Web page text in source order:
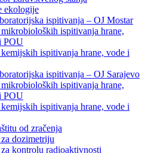
ekologije
ispitivanja – OJ Mostar
ispitivanja hrane,
POU
ispitivanja hrane, vode i
ispitivanja – OJ Sarajevo
ispitivanja hrane,
POU
ispitivanja hrane, vode i
od zračenja
dozimetriju
kontrolu radioaktivnosti